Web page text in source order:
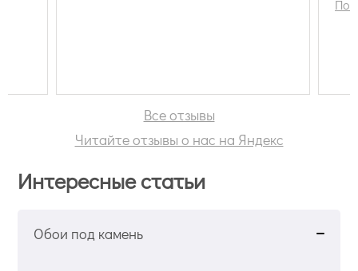
Все отзывы
Читайте отзывы о нас на Яндекс
Интересные статьи
Обои под камень